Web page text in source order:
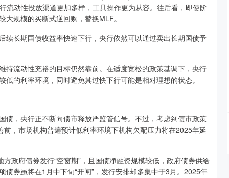
流动性投放渠道更加多样，工具操作更为从容。往后看，即使阶
规模的买断式逆回购，替换MLF。
期国债收益率快速下行，央行依然可以通过卖出长期国债予
动性充裕的目标仍然靠前。在适度宽松的政策基调下，央行
的利率环境，同时避免其过快下行可能是相对理想的状态。
央行正不断向债市释放严监管信号。不过，考虑到债市政策
，市场机构普遍预计低利率环境下机构欠配压力将在2025年延
府债券发行“空窗期”，且国债净融资规模较低，政府债券供给
券虽将在1月中下旬“开闸”，发行安排却多集中于3月。2025年